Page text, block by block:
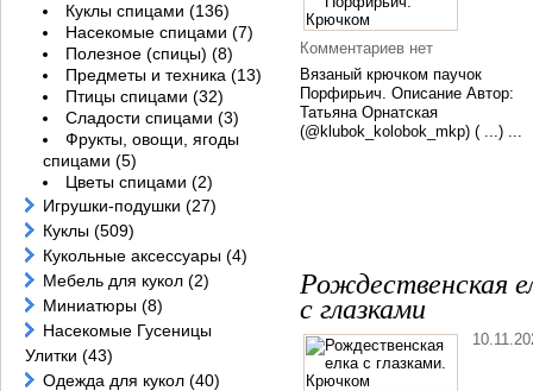
Комментариев нет
Вязаный крючком паучок
Порфирьич. Описание Автор:
Татьяна Орнатская
(@klubok_kolobok_mkp) ( ...) ...
Рождественская
с глазками
Куклы спицами (136)
Насекомые спицами (7)
Полезное (спицы) (8)
Предметы и техника (13)
Птицы спицами (32)
Сладости спицами (3)
Фрукты, овощи, ягоды
спицами (5)
Цветы спицами (2)
Игрушки-подушки (27)
Куклы (509)
Кукольные аксессуары (4)
Мебель для кукол (2)
Миниатюры (8)
Насекомые Гусеницы
Улитки (43)
Одежда для кукол (40)